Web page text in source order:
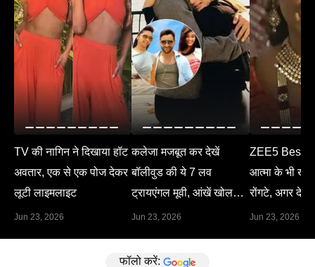
TV की नागिन ने दिखाया हॉट
अवतार, एक से एक पोज देकर
लूटी लाइमलाइट
Jun 23, 2026
कलेजा मजबूत कर देखें
बॉलीवुड की ये 7 लव
ट्रायएंगल मूवी, आंखें खोल
देगा हर सीन
Jun 23, 2026
ZEE5 Best
आत्मा के भी खड़े
रोंगटे, अगर देख
Jun 23, 2026
फॉलो करें: